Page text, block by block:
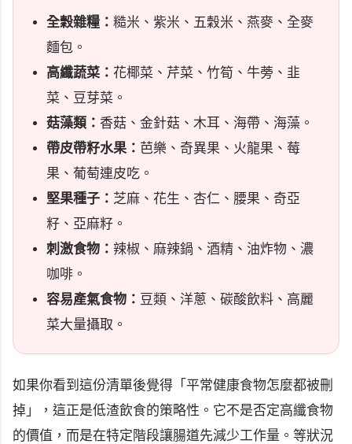
全穀雜糧： 糙米、紫米、五穀米、燕麥、全麥
麵包。
高纖蔬菜： 花椰菜、芹菜、竹筍、牛蒡、韭
菜、豆芽菜。
菇藻類： 香菇、金針菇、木耳、海帶、海藻。
帶皮帶籽水果： 芭樂、奇異果、火龍果、莓
果、葡萄連皮吃。
堅果種子： 芝麻、花生、杏仁、腰果、奇亞
籽、亞麻籽。
刺激食物： 辣椒、麻辣鍋、酒精、油炸物、濃
咖啡。
容易產氣食物： 豆類、洋蔥、碳酸飲料、高麗
菜大量攝取。
如果你看到這份清單後覺得「平常健康食物怎麼都被刪
掉」，這正是低渣飲食的策略性。它不是否定高纖食物
的價值，而是在特定階段讓腸道先減少工作量。等狀況